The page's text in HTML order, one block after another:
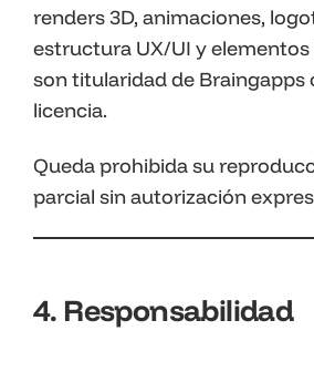
renders 3D, animaciones,
estructura UX/UI y
son titularidad de Braingapps
licencia.
Queda prohibida su
parcial sin autorización
4. Responsabilidad